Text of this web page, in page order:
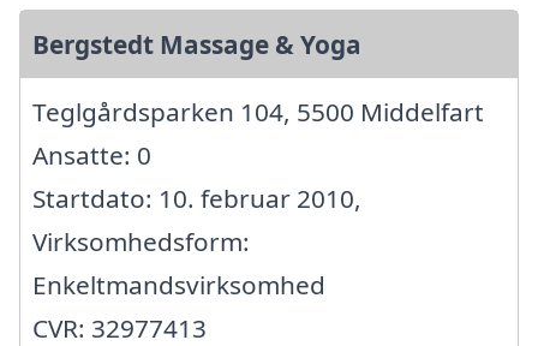
Bergstedt Massage & Yoga
Teglgårdsparken 104, 5500 Middelfart
Ansatte: 0
Startdato: 10. februar 2010,
Virksomhedsform:
Enkeltmandsvirksomhed
CVR: 32977413